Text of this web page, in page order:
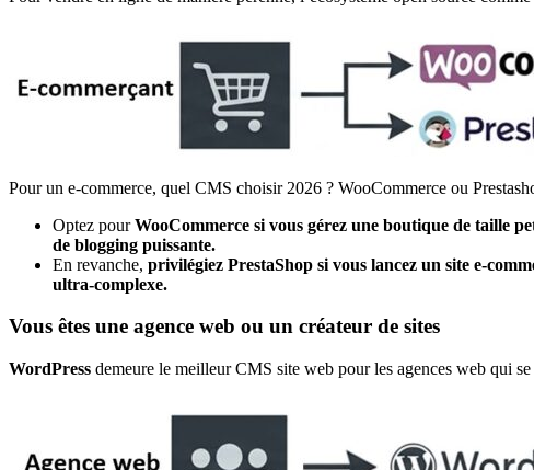
Pour un e-commerce, quel CMS choisir 2026 ? WooCommerce ou
Optez pourWooCommerce si vous gérez une boutique de taille
de blogging puissante.
En revanche, privilégiez PrestaShop si vous lancez un site e-
ultra-complexe.
Vous êtes une agence web ou un créateur de sites
WordPress demeure le meilleur CMS site web pour les agences web qui